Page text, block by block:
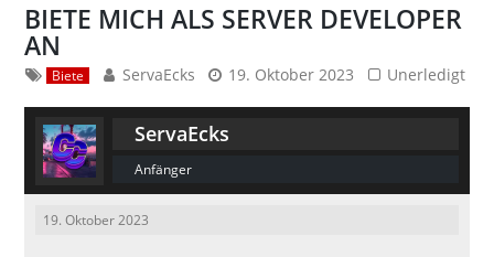
BIETE MICH ALS SERVER DEVELOPER
AN
Biete ServaEcks 19. Oktober 2023 Unerledigt
ServaEcks
Anfänger
19. Oktober 2023